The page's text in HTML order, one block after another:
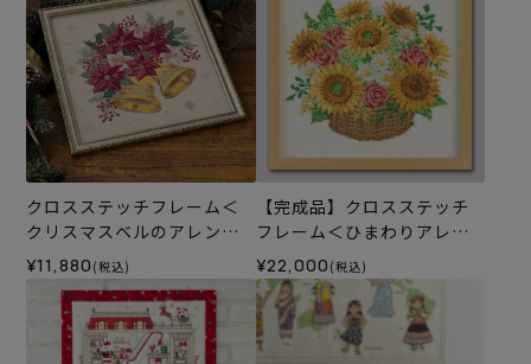
クロスステッチフレーム＜
クリスマスベルのアレンジ
＞
¥11,880 (税込)
【完成品】クロスステッチ
フレーム＜ひまわりアレン
ジ＞
¥22,000 (税込)